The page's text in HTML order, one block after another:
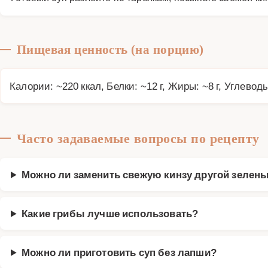
Пищевая ценность (на порцию)
Калории: ~220 ккал, Белки: ~12 г, Жиры: ~8 г,
Часто задаваемые вопросы по рецепту
Можно ли заменить свежую кинзу другой
Какие грибы лучше использовать?
Можно ли приготовить суп без лапши?